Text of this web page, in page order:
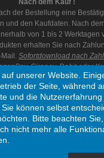
Nach dem Kauf !
der Bestellung eine
und den Kaufdaten. Nach
von 1 bis 2 Werktagen
erhalten Sie nach
Sofortdownload nach
Giropay, Debit oder
Selendt Musikproduktion.
unserer Website.
der Seite, während
und die
können selbst
Bitte beachten
nicht mehr alle